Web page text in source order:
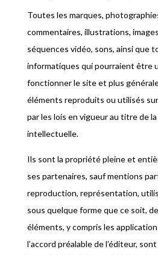
Toutes les marques,
commentaires, illustrations,
séquences vidéo, sons, ainsi que
informatiques qui pourraient être
fonctionner le site et plus
éléments reproduits ou utilisés
par les lois en vigueur au titre de
intellectuelle.
Ils sont la propriété pleine et
ses partenaires, sauf mentions
reproduction, représentation,
sous quelque forme que ce soit,
éléments, y compris les
l’accord préalable de l’éditeur,